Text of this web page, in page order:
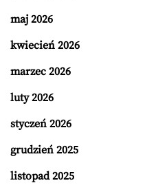
maj 2026
kwiecień 2026
marzec 2026
luty 2026
styczeń 2026
grudzień 2025
listopad 2025